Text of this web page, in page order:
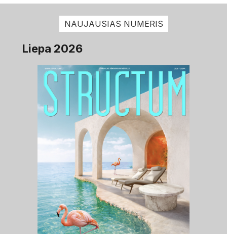
NAUJAUSIAS NUMERIS
Liepa 2026